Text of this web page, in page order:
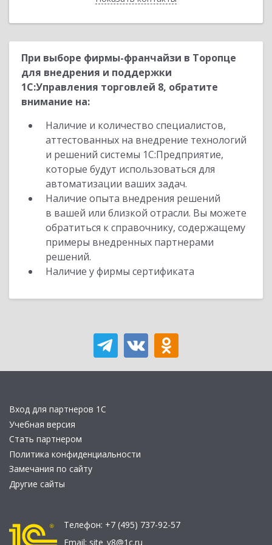
При выборе фирмы-франчайзи в Торопце
для внедрения и поддержки
1С:Управления торговлей 8, обратите
внимание на:
Наличие и количество специалистов,
аттестованных на внедрение технологий
и решений системы 1С:Предприятие,
которые будут использоваться для
автоматизации ваших задач.
Наличие опыта внедрения решений
в вашей или близкой отрасли. Вы можете
обратиться к справочнику, содержащему
примеры внедренных партнерами
решений.
Наличие у фирмы сертификата
Вход для партнеров 1С
Учебная версия
Стать партнером
Политика конфиденциальности
Замечания по сайту
Другие сайты
Телефон: +7 (495) 737-92-57
Email: site_v8@1c.ru